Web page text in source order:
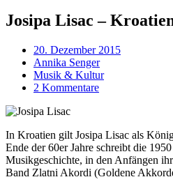
Josipa Lisac –
20. Dezember 2015
Annika Senger
Musik & Kultur
2 Kommentare
In Kroatien gilt Josipa Lisac als
Ende der 60er Jahre schreibt die
Musikgeschichte, in den Anfängen
Band Zlatni Akordi (Goldene